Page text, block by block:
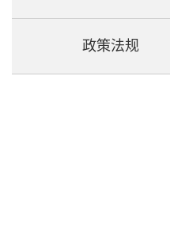
政策法规